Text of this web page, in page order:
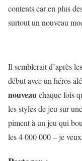
contents car en plus
surtout un nouveau
Il semblerait d’après
début avec un héros
nouveauchaque fois
les styles de jeu sur
piment à un jeu qui
les 4 000 000 – je